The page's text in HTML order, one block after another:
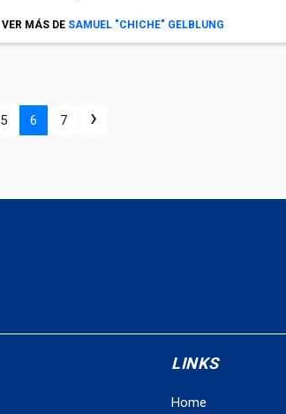
VER MÁS DE SAMUEL "CHICHE" GELBLUNG
5 6 7 ›
LINKS
Home